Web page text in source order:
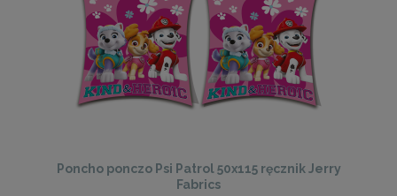
Poncho ponczo Psi Patrol 50x115 ręcznik Jerry
Fabrics